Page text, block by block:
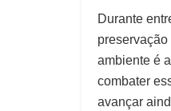
Durante
ambiente é
combater
avançar